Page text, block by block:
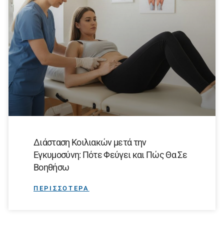
Διάσταση Κοιλιακών μετά την
Εγκυμοσύνη: Πότε Φεύγει και Πώς Θα Σε
Βοηθήσω
ΠΕΡΙΣΣΟΤΕΡΑ